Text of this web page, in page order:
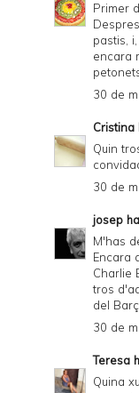
Primer
pastis,
encara
30 de
Cristina
Quin
30 de
josep
M'has
Encara
Charlie
tros
del
30 de
Teresa
Quina